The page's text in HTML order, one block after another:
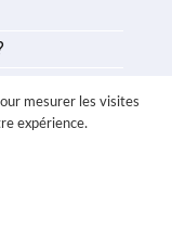
mesurer les visites
expérience.